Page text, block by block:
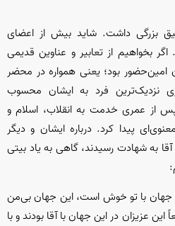
بزرگی داشت. شاید بیش از اعضای
اگر بخواهیم از تعابیر و عناوین قدیمی
امین‌حضور بود؛ یعنی همواره در محضر
نزدیک‌ترین فرد به ایشان محسوب
عمری خدمت به انقلاب، اسلام و
پیدا کرد. درباره ایشان و دیگر
به شهادت رسیدند، گاهی به یاد بیتی
با تو خوش است، این جهان بی‌من
عزیزان در این جهان با آقا بودند و با